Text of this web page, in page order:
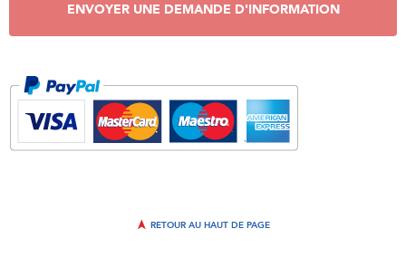
ENVOYER UNE DEMANDE D'INFORMATION
RETOUR AU HAUT DE PAGE